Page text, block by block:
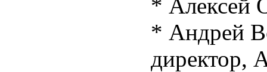
* Алексей
* Андрей
директор,